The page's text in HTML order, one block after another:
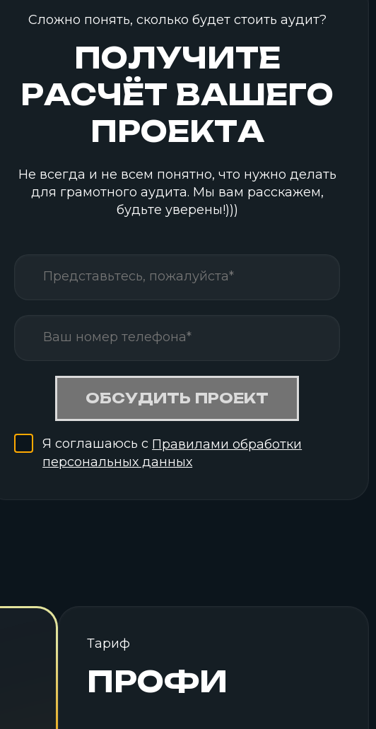
Сложно понять, сколько будет стоить аудит?
ПОЛУЧИТЕ
РАСЧЁТ ВАШЕГО
ПРОЕКТА
Не всегда и не всем понятно, что нужно делать
для грамотного аудита. Мы вам расскажем,
будьте уверены!)))
ОБСУДИТЬ ПРОЕКТ
Я соглашаюсь с Правилами обработки
персональных данных
Тариф
ПРОФИ